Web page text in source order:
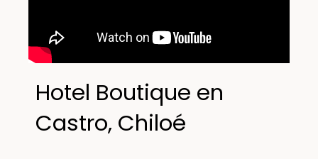
Hotel Boutique en
Castro, Chiloé